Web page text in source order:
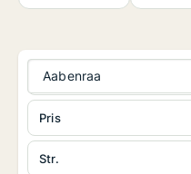
Aabenraa
Str.
Pris